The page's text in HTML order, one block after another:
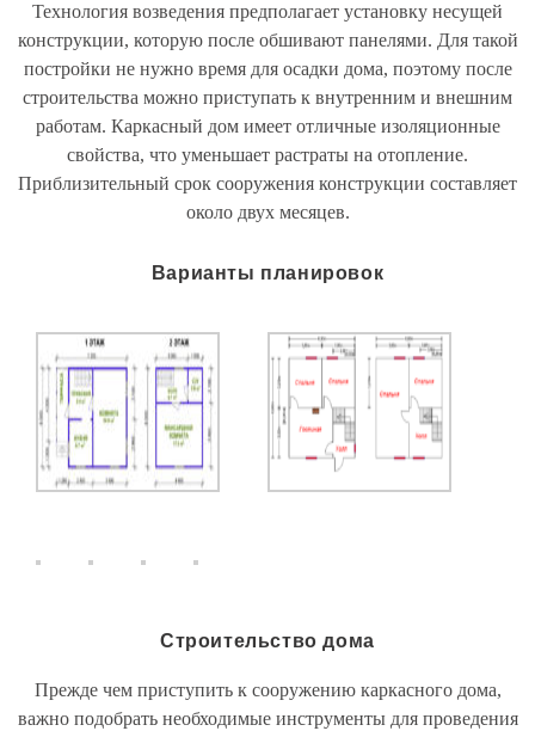
Технология возведения предполагает установку несущей
конструкции, которую после обшивают панелями. Для такой
постройки не нужно время для осадки дома, поэтому после
строительства можно приступать к внутренним и внешним
работам. Каркасный дом имеет отличные изоляционные
свойства, что уменьшает растраты на отопление.
Приблизительный срок сооружения конструкции составляет
около двух месяцев.
Варианты планировок
Строительство дома
Прежде чем приступить к сооружению каркасного дома,
важно подобрать необходимые инструменты для проведения